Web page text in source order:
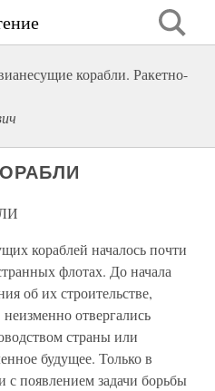
корабли. Ракетно-
кораблей началось почти
флотах. До начала
об их строительстве,
отвергались
страны или
будущее. Только в
с появлением задачи борьбы